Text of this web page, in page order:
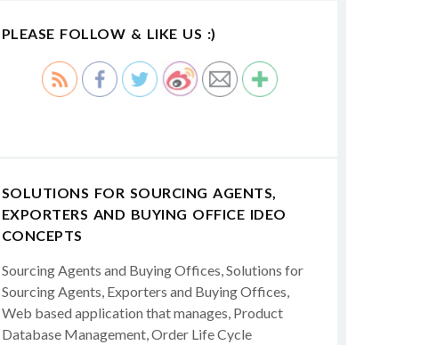
PLEASE FOLLOW & LIKE US :)
SOLUTIONS FOR SOURCING AGENTS,
EXPORTERS AND BUYING OFFICE IDEO
CONCEPTS
Sourcing Agents and Buying Offices, Solutions for
Sourcing Agents, Exporters and Buying Offices,
Web based application that manages, Product
Database Management, Order Life Cycle